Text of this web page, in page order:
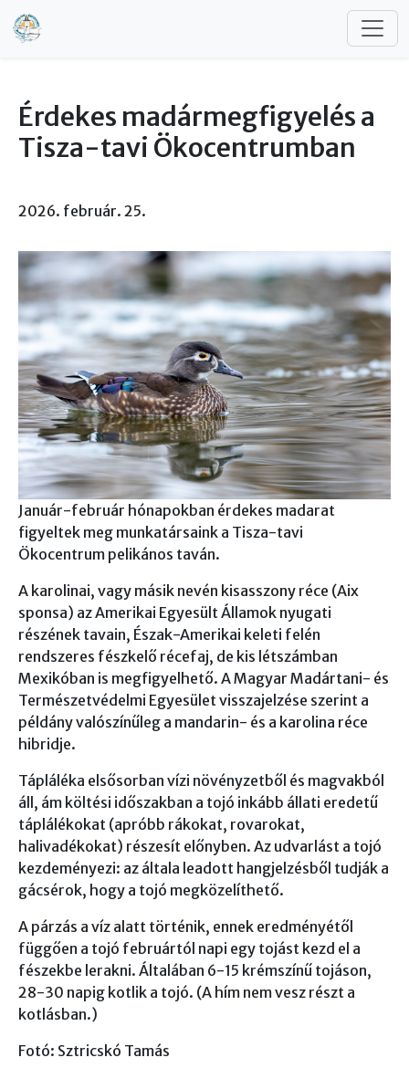
Ugrás a tartalomra
Érdekes madármegfigyelés a
Tisza-tavi Ökocentrumban
2026. február. 25.
Január-február hónapokban érdekes madarat
figyeltek meg munkatársaink a Tisza-tavi
Ökocentrum pelikános taván.
A karolinai, vagy másik nevén kisasszony réce (Aix
sponsa) az Amerikai Egyesült Államok nyugati
részének tavain, Észak-Amerikai keleti felén
rendszeres fészkelő récefaj, de kis létszámban
Mexikóban is megfigyelhető. A Magyar Madártani- és
Természetvédelmi Egyesület visszajelzése szerint a
példány valószínűleg a mandarin- és a karolina réce
hibridje.
Tápláléka elsősorban vízi növényzetből és magvakból
áll, ám költési időszakban a tojó inkább állati eredetű
táplálékokat (apróbb rákokat, rovarokat,
halivadékokat) részesít előnyben. Az udvarlást a tojó
kezdeményezi: az általa leadott hangjelzésből tudják a
gácsérok, hogy a tojó megközelíthető.
A párzás a víz alatt történik, ennek eredményétől
függően a tojó februártól napi egy tojást kezd el a
fészekbe lerakni. Általában 6-15 krémszínű tojáson,
28-30 napig kotlik a tojó. (A hím nem vesz részt a
kotlásban.)
Fotó: Sztricskó Tamás